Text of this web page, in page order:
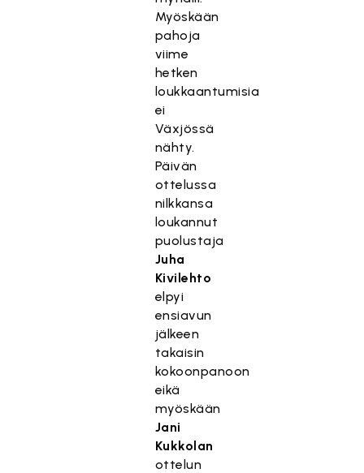
Myöskään
pahoja
viime
hetken
loukkaantumisia
ei
Växjössä
nähty.
Päivän
ottelussa
nilkkansa
loukannut
puolustaja
Juha
Kivilehto
elpyi
ensiavun
jälkeen
takaisin
kokoonpanoon
eikä
myöskään
Jani
Kukkolan
ottelun